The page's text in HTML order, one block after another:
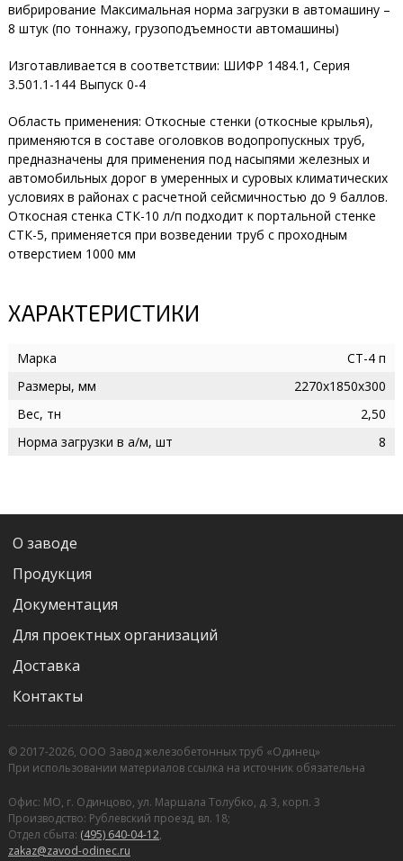
вибрирование Максимальная норма загрузки в автомашину –
8 штук (по тоннажу, грузоподъемности автомашины)
Изготавливается в соответствии: ШИФР 1484.1, Серия
3.501.1-144 Выпуск 0-4
Область применения: Откосные стенки (откосные крылья),
применяются в составе оголовков водопропускных труб,
предназначены для применения под насыпями железных и
автомобильных дорог в умеренных и суровых климатических
условиях в районах с расчетной сейсмичностью до 9 баллов.
Откосная стенка СТК-10 л/п подходит к портальной стенке
СТК-5, применяется при возведении труб с проходным
отверстием 1000 мм
ХАРАКТЕРИСТИКИ
Марка
СТ-4 п
Размеры, мм
2270х1850х300
Вес, тн
2,50
Норма загрузки в а/м, шт
8
О заводе
Продукция
Документация
Для проектных организаций
Доставка
Контакты
© 2017-2026, ООО Завод железобетонных труб «Одинец»
При использовании материалов ссылка на источник обязательна
Офис: МО, г. Одинцово, ул. Маршала Толубко, д. 3, корп. 3
Производство: Рублевский проезд, вл. 18;
Отдел сбыта: (495) 640-04-12,
zakaz@zavod-odinec.ru